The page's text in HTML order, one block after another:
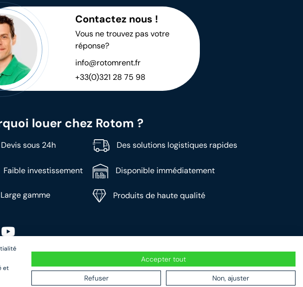
Contactez nous !
Vous ne trouvez pas votre
réponse?
info@rotomrent.fr
+33(0)321 28 75 98
louer chez Rotom ?
Devis sous 24h Des solutions logistiques rapides
Faible investissement Disponible immédiatement
Large gamme Produits de haute qualité
et
Accepter tout
Refuser Non, ajuster